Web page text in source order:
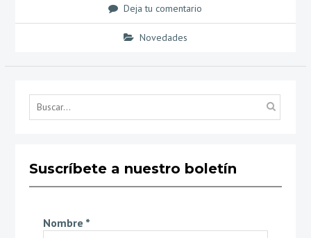
Deja tu comentario
Novedades
Suscríbete a nuestro boletín
Nombre *